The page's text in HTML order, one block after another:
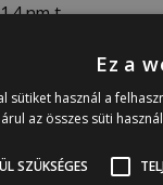
nm-t.
változnak,
kiszerelés
miatt.
Ez a
sütiket használ a
az összes süti
SZÜKSÉGES